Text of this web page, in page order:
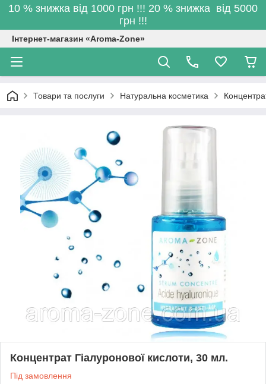
10 % знижка від 1000 грн !!! 20 % знижка від 5000
грн !!!
Інтернет-магазин «Aroma-Zone»
Товари та послуги Натуральна косметика
Концентрат Гіалуронової кислоти, 30 мл.
Під замовлення